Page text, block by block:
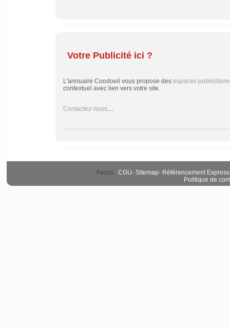
Votre Publicité ici ?
L'annuaire Coodoeil vous propose des espaces
contextuel avec lien vers votre site.
Contactez-nous....
Focus : CGU- Sitemap- Référencement Express
Politique de